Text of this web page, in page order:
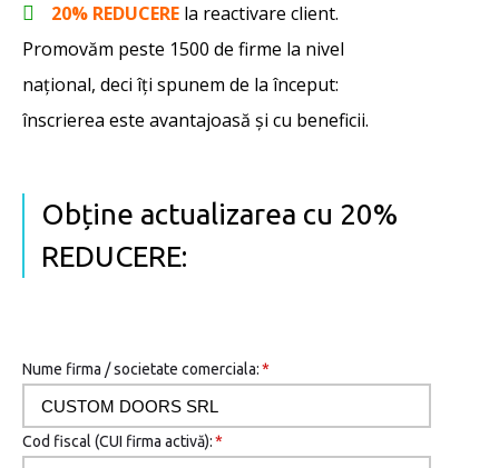
20% REDUCERE la reactivare client.
Promovăm peste 1500 de firme la nivel
național, deci îţi spunem de la început:
înscrierea este avantajoasă şi cu beneficii.
Obține actualizarea cu 20%
REDUCERE:
Nume firma / societate comerciala:*
Cod fiscal (CUI firma activă):*